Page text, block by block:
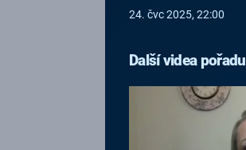
24. čvc 2025, 22:00
Další videa pořadu